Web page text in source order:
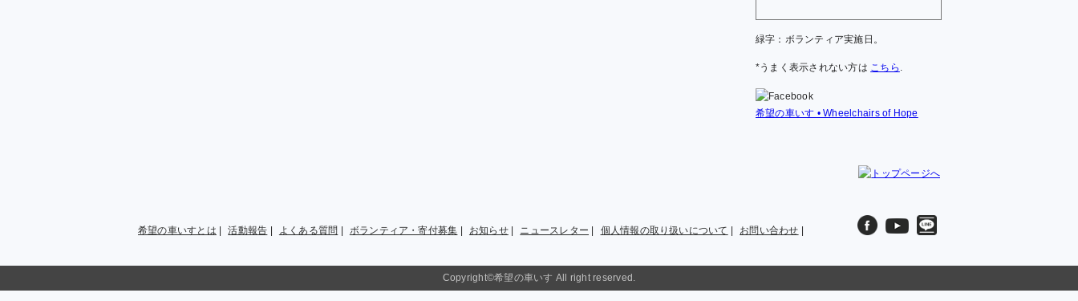
緑字：ボランティア実施日。
*うまく表示されない方は こちら .
希望の車いす • Wheelchairs of Hope
希望の車いすとは | 活動報告 | よくある質問 | ボランティア・寄付募集 | お知らせ| ニュースレター | 個人情報の取り扱いについて | お問い合わせ |
Copyright©希望の車いす All right reserved.